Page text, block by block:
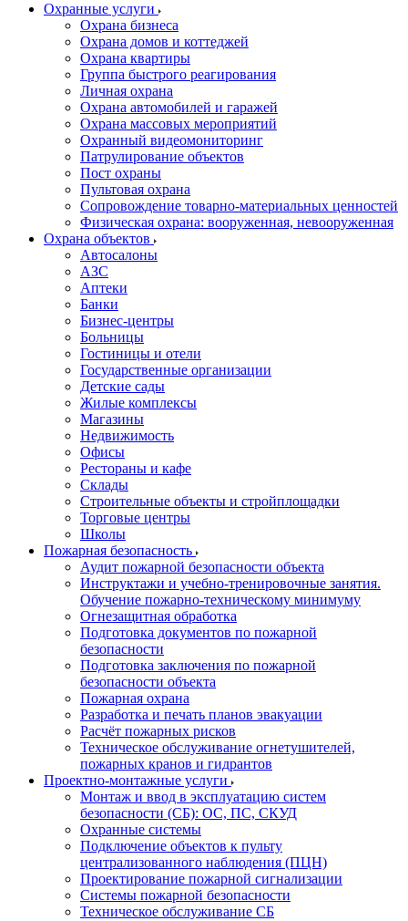
Охранные услуги
Охрана бизнеса
Охрана домов и коттеджей
Охрана квартиры
Группа быстрого реагирования
Личная охрана
Охрана автомобилей и гаражей
Охрана массовых мероприятий
Охранный видеомониторинг
Патрулирование объектов
Пост охраны
Пультовая охрана
Сопровождение товарно-материальных ценностей
Физическая охрана: вооруженная, невооруженная
Охрана объектов
Автосалоны
АЗС
Аптеки
Банки
Бизнес-центры
Больницы
Гостиницы и отели
Государственные организации
Детские сады
Жилые комплексы
Магазины
Недвижимость
Офисы
Рестораны и кафе
Склады
Строительные объекты и стройплощадки
Торговые центры
Школы
Пожарная безопасность
Аудит пожарной безопасности объекта
Инструктажи и учебно-тренировочные занятия.
Обучение пожарно-техническому минимуму
Огнезащитная обработка
Подготовка документов по пожарной
безопасности
Подготовка заключения по пожарной
безопасности объекта
Пожарная охрана
Разработка и печать планов эвакуации
Расчёт пожарных рисков
Техническое обслуживание огнетушителей,
пожарных кранов и гидрантов
Проектно-монтажные услуги
Монтаж и ввод в эксплуатацию систем
безопасности (СБ): ОС, ПС, СКУД
Охранные системы
Подключение объектов к пульту
централизованного наблюдения (ПЦН)
Проектирование пожарной сигнализации
Системы пожарной безопасности
Техническое обслуживание СБ